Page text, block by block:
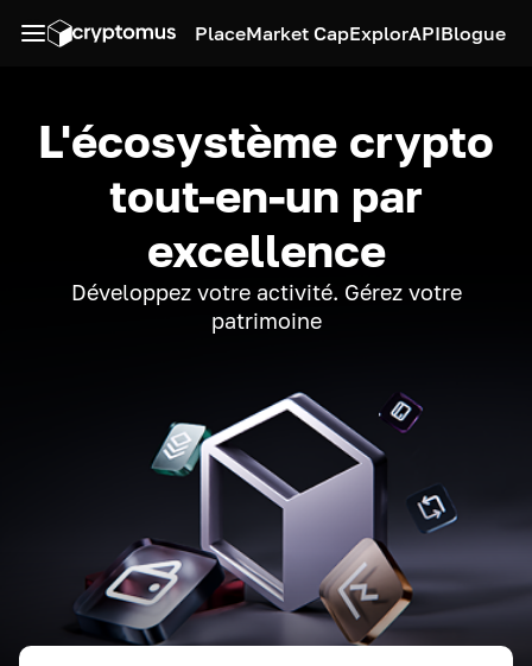
PlaceMarket CapExplorAPIBlogue
L'écosystème crypto
tout-en-un par
excellence
Développez votre activité. Gérez votre
patrimoine